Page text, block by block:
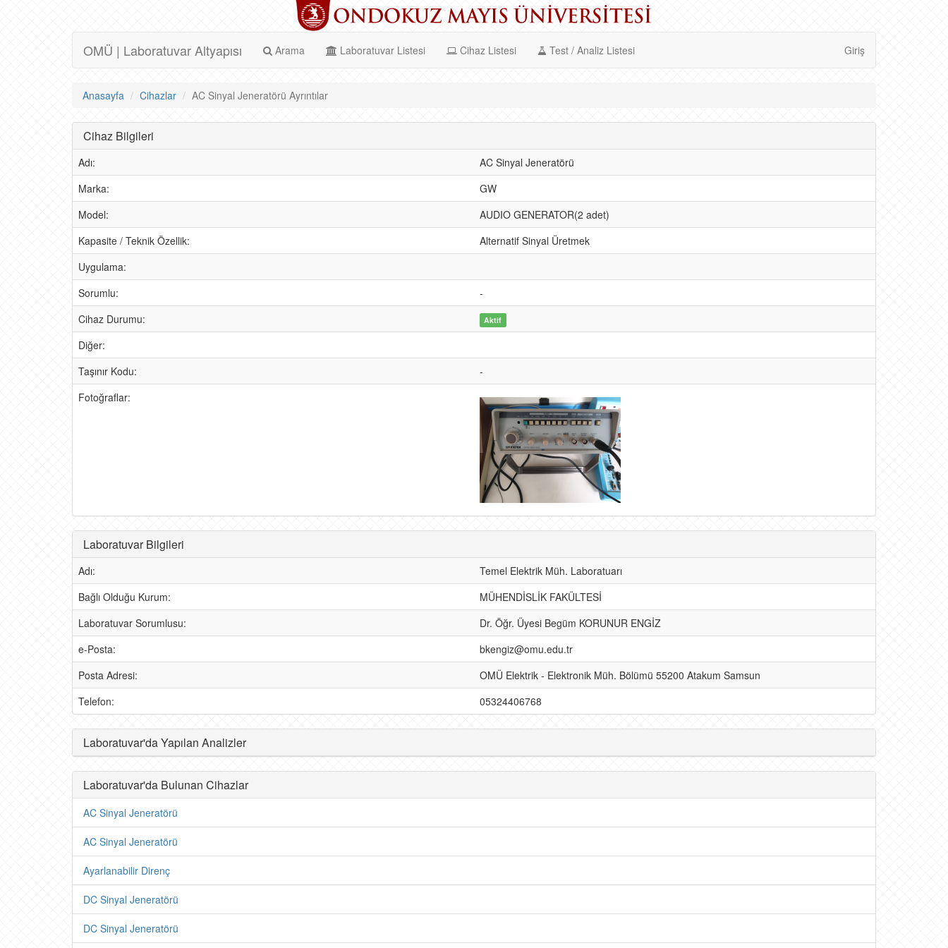
OMÜ | Laboratuvar Altyapısı Arama Laboratuvar Listesi Cihaz Listesi Test / Analiz Listesi Giriş
Anasayfa Cihazlar AC Sinyal Jeneratörü Ayrıntılar
Cihaz Bilgileri
Adı:
AC Sinyal Jeneratörü
Marka:
GW
Model:
AUDIO GENERATOR(2 adet)
Kapasite / Teknik Özellik:
Alternatif Sinyal Üretmek
Uygulama:
Sorumlu:
-
Cihaz Durumu:
Aktif
Diğer:
Taşınır Kodu:
-
Fotoğraflar:
Laboratuvar Bilgileri
Adı:
Temel Elektrik Müh. Laboratuarı
Bağlı Olduğu Kurum:
MÜHENDİSLİK FAKÜLTESİ
Laboratuvar Sorumlusu:
Dr. Öğr. Üyesi Begüm KORUNUR ENGİZ
e-Posta:
bkengiz@omu.edu.tr
Posta Adresi:
OMÜ Elektrik - Elektronik Müh. Bölümü 55200 Atakum Samsun
Telefon:
05324406768
Laboratuvar'da Yapılan Analizler
Laboratuvar'da Bulunan Cihazlar
AC Sinyal Jeneratörü
AC Sinyal Jeneratörü
Ayarlanabilir Direnç
DC Sinyal Jeneratörü
DC Sinyal Jeneratörü